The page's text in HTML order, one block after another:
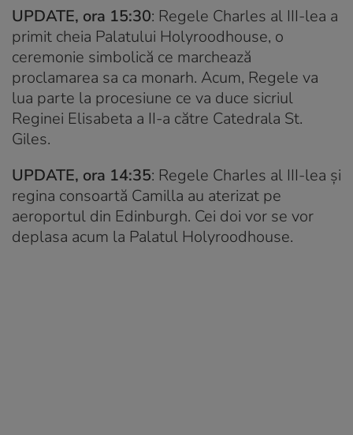
UPDATE, ora 15:30: Regele Charles al III-lea a
primit cheia Palatului Holyroodhouse, o
ceremonie simbolică ce marchează
proclamarea sa ca monarh. Acum, Regele va
lua parte la procesiune ce va duce sicriul
Reginei Elisabeta a II-a către Catedrala St.
Giles.
UPDATE, ora 14:35: Regele Charles al III-lea și
regina consoartă Camilla au aterizat pe
aeroportul din Edinburgh. Cei doi vor se vor
deplasa acum la Palatul Holyroodhouse.